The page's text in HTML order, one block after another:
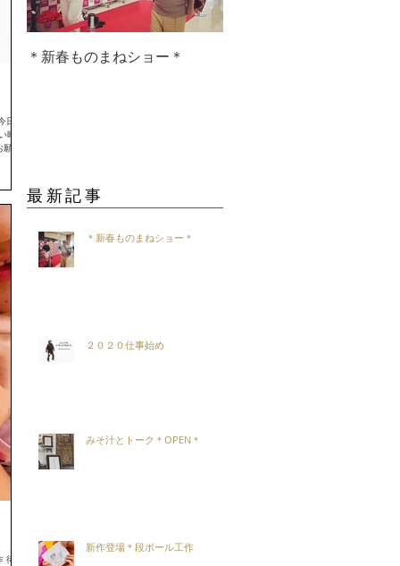
望
＊新春ものまねショー＊
最新記事
＊新春ものまねショー＊
２０２０仕事始め
みそ汁とトーク＊OPEN＊
新作登場＊段ボール工作